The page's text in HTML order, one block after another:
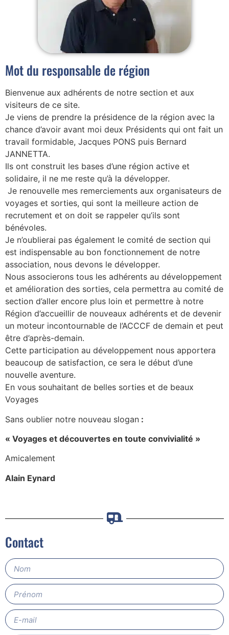
Mot du responsable de région
Bienvenue aux adhérents de notre section et aux
visiteurs de ce site.
Je viens de prendre la présidence de la région avec la
chance d’avoir avant moi deux Présidents qui ont fait un
travail formidable, Jacques PONS puis Bernard
JANNETTA.
Ils ont construit les bases d’une région active et
solidaire, il ne me reste qu’à la développer.
Je renouvelle mes remerciements aux organisateurs de
voyages et sorties, qui sont la meilleure action de
recrutement et on doit se rappeler qu’ils sont
bénévoles.
Je n’oublierai pas également le comité de section qui
est indispensable au bon fonctionnement de notre
association, nous devons le développer.
Nous associerons tous les adhérents au développement
et amélioration des sorties, cela permettra au comité de
section d’aller encore plus loin et permettre à notre
Région d’accueillir de nouveaux adhérents et de devenir
un moteur incontournable de l’ACCCF de demain et peut
être d’après-demain.
Cette participation au développement nous apportera
beaucoup de satisfaction, ce sera le début d’une
nouvelle aventure.
En vous souhaitant de belles sorties et de beaux
Voyages
Sans oublier notre nouveau slogan :
« Voyages et découvertes en toute convivialité »
Amicalement
Alain Eynard
Contact